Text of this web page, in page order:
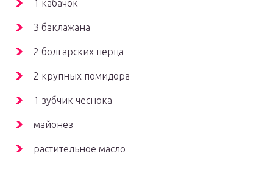
1 кабачок
3 баклажана
2 болгарских перца
2 крупных помидора
1 зубчик чеснока
майонез
растительное масло